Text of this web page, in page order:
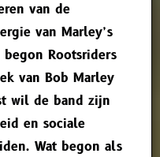
van de
van Marley’s
Rootsriders
van Bob Marley
wil de band zijn
en sociale
Wat begon als